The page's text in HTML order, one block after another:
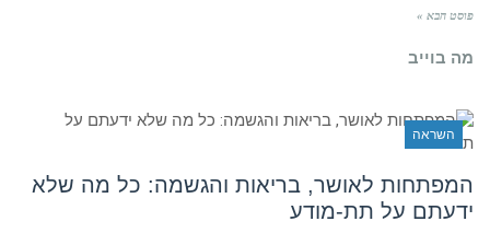
פוסט הבא »
מה בוייב
השראה
המפתחות לאושר, בריאות והגשמה: כל מה שלא
ידעתם על תת-מודע